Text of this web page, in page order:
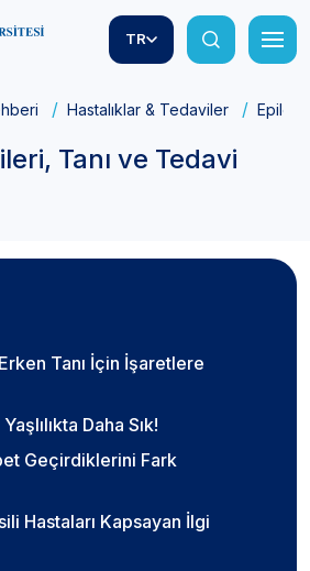
TR
Hastalıklar & Tedaviler
Tanı ve Tedavi
Tanı İçin İşaretlere
Daha Sık!
Geçirdiklerini Fark
Hastaları Kapsayan İlgi